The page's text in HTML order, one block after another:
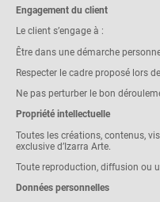
Engagement du client
Le client s’engage à :
Être dans une démarche
Respecter le cadre proposé lors
Ne pas perturber le bon
Propriété intellectuelle
Toutes les créations, contenus,
exclusive d’Izarra Arte.
Toute reproduction, diffusion ou
Données personnelles